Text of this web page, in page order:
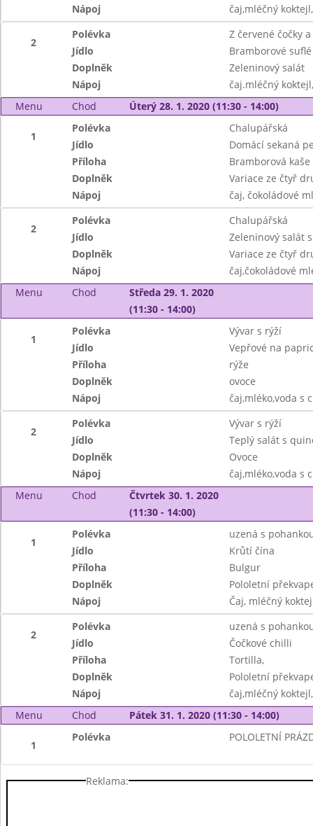
Nápoj
čaj,mléčný
2
Polévka
Z červené čočky
Jídlo
Bramborové
Doplněk
Zeleninový salát
Nápoj
čaj.mléčný
Menu
Chod Úterý 28. 1. 2020 (11:30 - 14:00)
1
Polévka
Chalupářská
Jídlo
Domácí sekaná
Příloha
Bramborová kaše
Doplněk
Variace ze čtyř
Nápoj
čaj, čokoládové
2
Polévka
Chalupářská
Jídlo
Zeleninový salát
Doplněk
Variace ze čtyř
Nápoj
čaj,čokoládové
Menu
Chod
Středa 29. 1. 2020
(11:30 - 14:00)
1
Polévka
Vývar s rýží
Jídlo
Vepřové na
Příloha
rýže
Doplněk
ovoce
Nápoj
čaj,mléko,voda s
2
Polévka
Vývar s rýží
Jídlo
Teplý salát s
Doplněk
Ovoce
Nápoj
čaj,mléko,voda s
Menu
Chod
Čtvrtek 30. 1. 2020
(11:30 - 14:00)
1
Polévka
uzená s
Jídlo
Krůtí čína
Příloha
Bulgur
Doplněk
Pololetní
Nápoj
Čaj, mléčný
2
Polévka
uzená s
Jídlo
Čočkové chilli
Příloha
Tortilla,
Doplněk
Pololetní
Nápoj
čaj,mléčný
Menu
Chod Pátek 31. 1. 2020 (11:30 - 14:00)
1
Polévka POLOLETNÍ
Reklama: